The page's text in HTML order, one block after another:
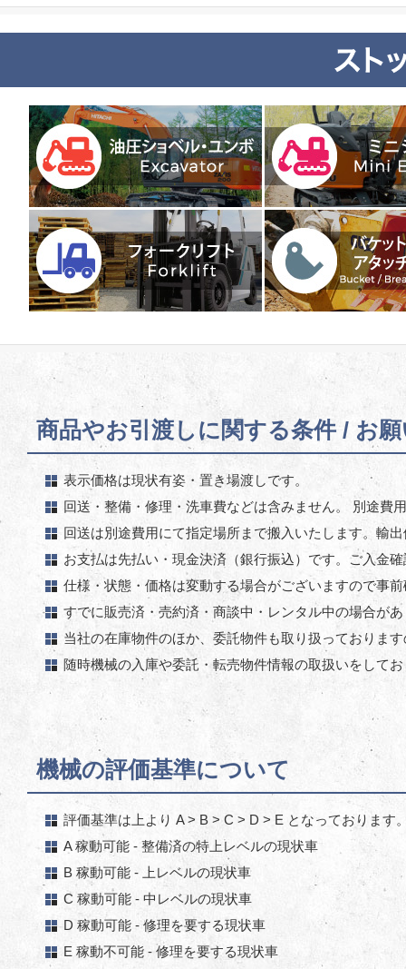
商品やお引渡しに関する条件 / お
表示価格は現状有姿・置き場渡しです。
回送・整備・修理・洗車費などは含みません。 別途費
回送は別途費用にて指定場所まで搬入いたします。輸
お支払は先払い・現金決済（銀行振込）です。ご入金
仕様・状態・価格は変動する場合がございますので事
すでに販売済・売約済・商談中・レンタル中の場合が
当社の在庫物件のほか、委託物件も取り扱っておりま
随時機械の入庫や委託・転売物件情報の取扱いをして
機械の評価基準について
評価基準は上より A > B > C > D > E となっております
A 稼動可能 - 整備済の特上レベルの現状車
B 稼動可能 - 上レベルの現状車
C 稼動可能 - 中レベルの現状車
D 稼動可能 - 修理を要する現状車
E 稼動不可能 - 修理を要する現状車